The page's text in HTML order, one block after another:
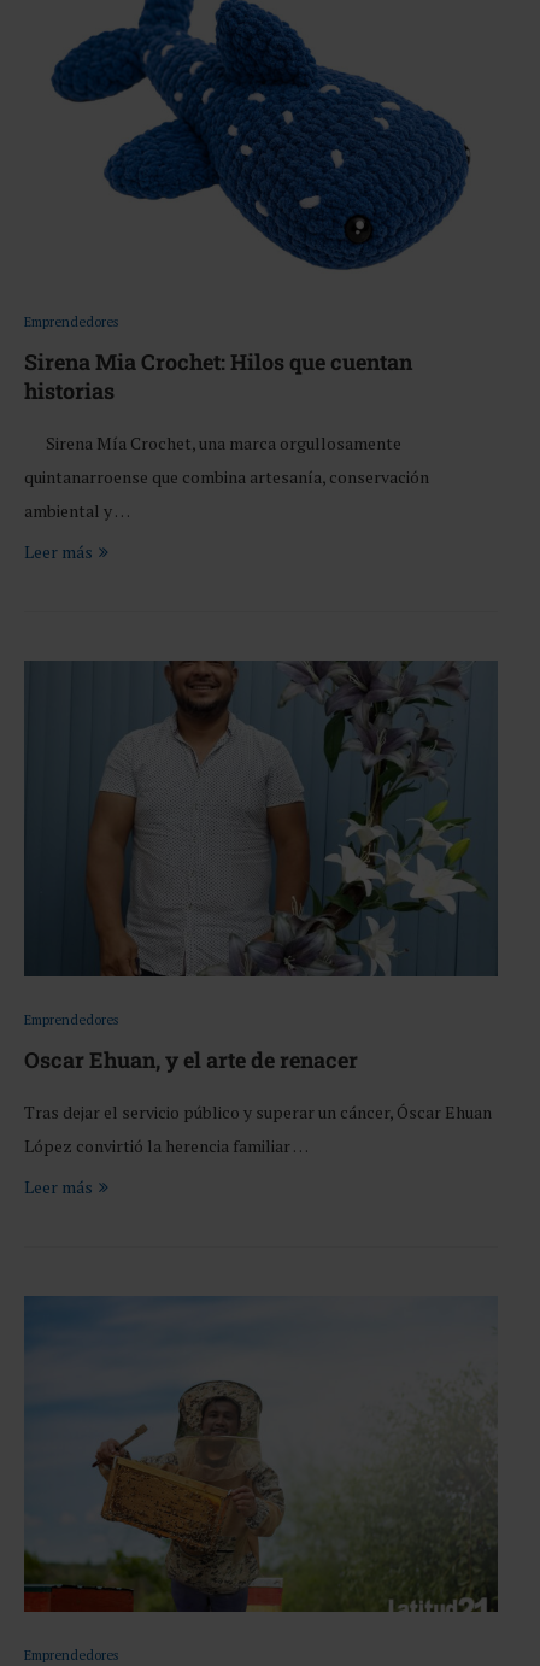
Emprendedores
Sirena Mia Crochet: Hilos que cuentan
historias
Sirena Mía Crochet, una marca orgullosamente
quintanarroense que combina artesanía, conservación
ambiental y …
Leer más
Emprendedores
Oscar Ehuan, y el arte de renacer
Tras dejar el servicio público y superar un cáncer, Óscar Ehuan
López convirtió la herencia familiar …
Leer más
Emprendedores